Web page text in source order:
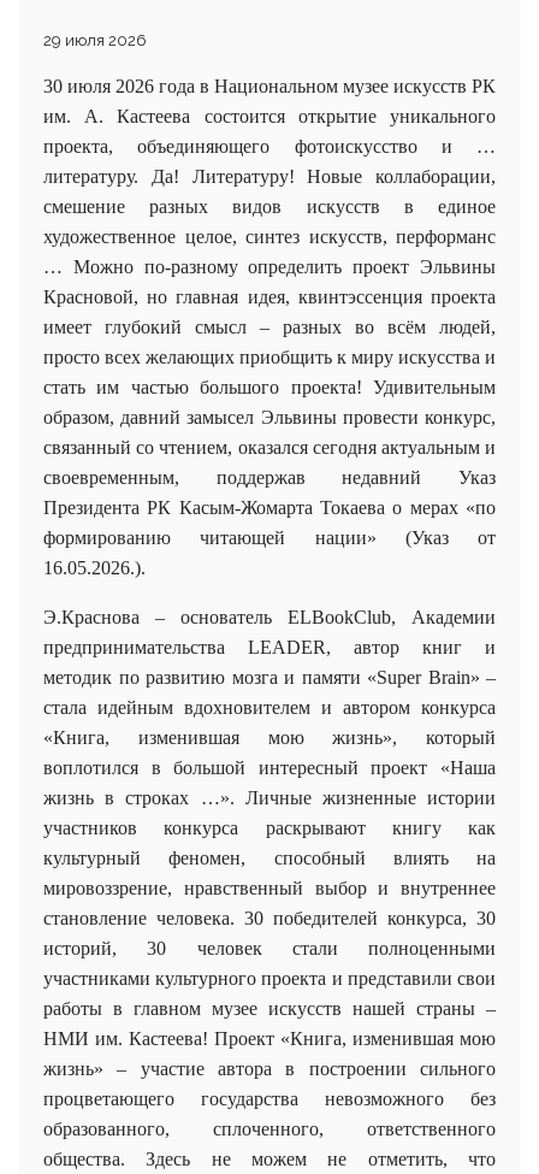
29 июля 2026
30 июля 2026 года в Национальном музее искусств РК
им. А. Кастеева состоится открытие уникального
проекта, объединяющего фотоискусство и …
литературу. Да! Литературу! Новые коллаборации,
смешение разных видов искусств в единое
художественное целое, синтез искусств, перформанс
… Можно по-разному определить проект Эльвины
Красновой, но главная идея, квинтэссенция проекта
имеет глубокий смысл – разных во всём людей,
просто всех желающих приобщить к миру искусства и
стать им частью большого проекта! Удивительным
образом, давний замысел Эльвины провести конкурс,
связанный со чтением, оказался сегодня актуальным и
своевременным, поддержав недавний Указ
Президента РК Касым-Жомарта Токаева о мерах «по
формированию читающей нации» (Указ от
16.05.2026.).
Э.Краснова – основатель ELBookClub, Академии
предпринимательства LEADER, автор книг и
методик по развитию мозга и памяти «Super Brain» –
стала идейным вдохновителем и автором конкурса
«Книга, изменившая мою жизнь», который
воплотился в большой интересный проект «Наша
жизнь в строках …». Личные жизненные истории
участников конкурса раскрывают книгу как
культурный феномен, способный влиять на
мировоззрение, нравственный выбор и внутреннее
становление человека. 30 победителей конкурса, 30
историй, 30 человек стали полноценными
участниками культурного проекта и представили свои
работы в главном музее искусств нашей страны –
НМИ им. Кастеева! Проект «Книга, изменившая мою
жизнь» – участие автора в построении сильного
процветающего государства невозможного без
образованного, сплоченного, ответственного
общества. Здесь не можем не отметить, что